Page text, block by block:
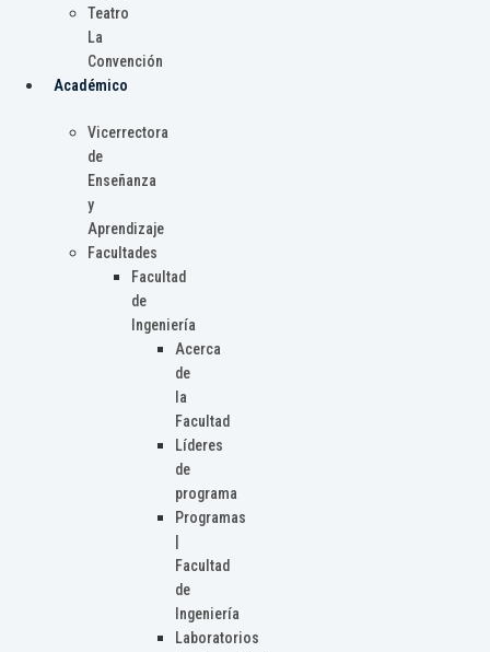
Teatro
La
Convención
Académico
Vicerrectora
de
Enseñanza
y
Aprendizaje
Facultades
Facultad
de
Ingeniería
Acerca
de
la
Facultad
Líderes
de
programa
Programas
Facultad
de
Ingeniería
Laboratorios